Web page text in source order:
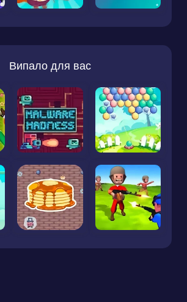
Випало для вас